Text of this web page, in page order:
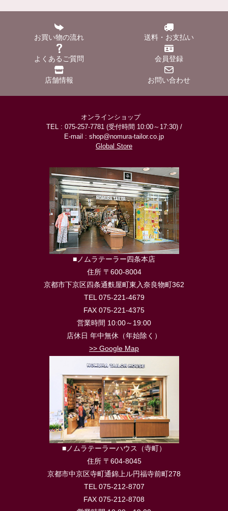
お買い物の流れ 送料・お支払い
よくあるご質問 会員登録
店舗情報 お問い合わせ
オンラインショップ
TEL : 075-257-7781 (受付時間 10:00～17:30) /
E-mail : shop@nomura-tailor.co.jp
Global Store
■ノムラテーラー四条本店
住所 〒600-8004
京都市下京区四条通麩屋町東入奈良物町362
TEL 075-221-4679
FAX 075-221-4375
営業時間 10:00～19:00
店休日 年中無休（年始除く）
>> Google Map
■ノムラテーラーハウス（寺町）
住所 〒604-8045
京都市中京区寺町通錦上ル円福寺前町278
TEL 075-212-8707
FAX 075-212-8708